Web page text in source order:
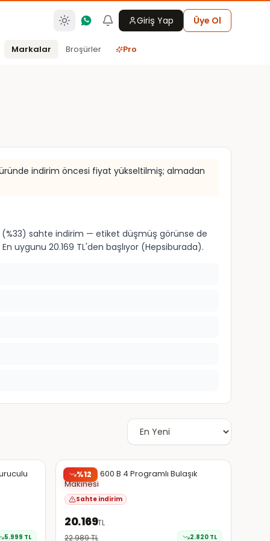
Giriş Yap Üye Ol
Markalar Broşürler Pro
indirim öncesi fiyat yükseltilmiş; almadan
(%33) sahte indirim — etiket düşmüş görünse de
uygunu 20.169 TL'den başlıyor (Hepsiburada).
5.999 TL
%12 Şüpheli
Arçelik A 600 B 4 Programlı Bulaşık
Makinesi
Sahte indirim
20.169TL
22.989TL 2.820 TL